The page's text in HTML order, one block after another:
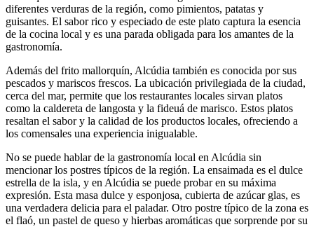
diferentes verduras de la región, como pimientos, patatas y
guisantes. El sabor rico y especiado de este plato captura la esencia
de la cocina local y es una parada obligada para los amantes de la
gastronomía.
Además del frito mallorquín, Alcúdia también es conocida por sus
pescados y mariscos frescos. La ubicación privilegiada de la ciudad,
cerca del mar, permite que los restaurantes locales sirvan platos
como la caldereta de langosta y la fideuá de marisco. Estos platos
resaltan el sabor y la calidad de los productos locales, ofreciendo a
los comensales una experiencia inigualable.
No se puede hablar de la gastronomía local en Alcúdia sin
mencionar los postres típicos de la región. La ensaimada es el dulce
estrella de la isla, y en Alcúdia se puede probar en su máxima
expresión. Esta masa dulce y esponjosa, cubierta de azúcar glas, es
una verdadera delicia para el paladar. Otro postre típico de la zona es
el flaó, un pastel de queso y hierbas aromáticas que sorprende por su